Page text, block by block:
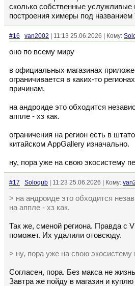
сколько собственные услужливые
построения химеры под названием
#16 van2002 | 11:13 25.06.2026 | Кому:
оно по всему миру
в официальных магазинах
ограничивается в каких-то
причинам.
на андроиде это обходится
аппле - хз как.
ограничения на регион есть в
китайском AppGallery изначально.
ну, пора уже на свою экосистему
#17 Soloqub | 11:23 25.06.2026 | Кому:
> на андроиде это обходится
на аппле - хз как.
Так же, сменой региона. Правда с
поможет. Их удалили отовсюду.
> ну, пора уже на свою
Согласен, пора. Без макса не
Завтра же пойду в магазин и